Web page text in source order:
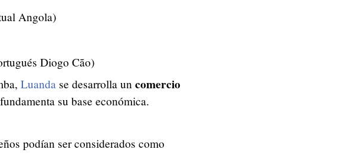
Angola)
Diogo Cão)
Luanda se desarrolla un comercio
su base económica.
podían ser considerados como